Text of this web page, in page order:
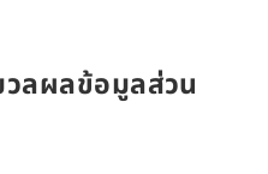
วลผลข้อมูลส่วน